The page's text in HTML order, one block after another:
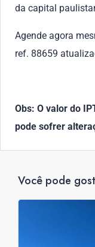
da capital
Agende agora
ref. 88659
Obs: O valor do
pode sofrer
Você pode